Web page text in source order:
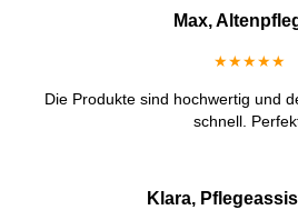
Max,
★★★★★
Die Produkte sind hochwertig und
schnell.
Klara,